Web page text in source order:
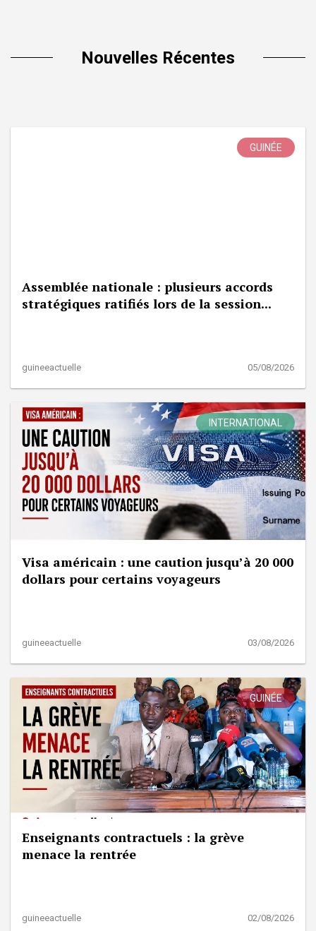
Nouvelles Récentes
GUINÉE
Assemblée nationale : plusieurs accords
stratégiques ratifiés lors de la session...
guineeactuelle 05/08/2026
INTERNATIONAL
Visa américain : une caution jusqu’à 20 000
dollars pour certains voyageurs
guineeactuelle 03/08/2026
GUINÉE
Enseignants contractuels : la grève
menace la rentrée
guineeactuelle 02/08/2026